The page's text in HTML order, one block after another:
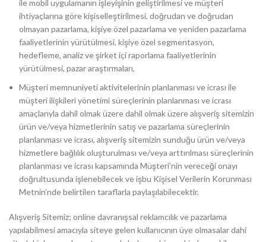
ile mobil uygulamanın işleyişinin geliştirilmesi ve müşteri
ihtiyaçlarına göre kişiselleştirilmesi, doğrudan ve doğrudan
olmayan pazarlama, kişiye özel pazarlama ve yeniden pazarlama
faaliyetlerinin yürütülmesi, kişiye özel segmentasyon,
hedefleme, analiz ve şirket içi raporlama faaliyetlerinin
yürütülmesi, pazar araştırmaları,
Müşteri memnuniyeti aktivitelerinin planlanması ve icrası ile
müşteri ilişkileri yönetimi süreçlerinin planlanması ve icrası
amaçlarıyla dahil olmak üzere dahil olmak üzere alışveriş sitemizin
ürün ve/veya hizmetlerinin satış ve pazarlama süreçlerinin
planlanması ve icrası, alışveriş sitemizin sunduğu ürün ve/veya
hizmetlere bağlılık oluşturulması ve/veya arttırılması süreçlerinin
planlanması ve icrası kapsamında Müşteri’nin vereceği onayı
doğrultusunda işlenebilecek ve işbu Kişisel Verilerin Korunması
Metnin’nde belirtilen taraflarla paylaşılabilecektir.
Alışveriş Sitemiz; online davranışsal reklamcılık ve pazarlama
yapılabilmesi amacıyla siteye gelen kullanıcının üye olmasalar dahi